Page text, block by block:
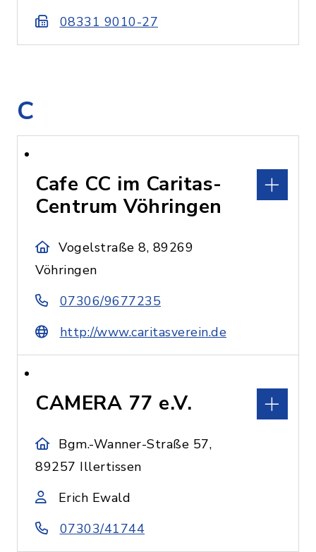
08331 9010-27
C
Cafe CC im Caritas-
Centrum Vöhringen
Vogelstraße 8, 89269
Vöhringen
07306/9677235
http://www.caritasverein.de
CAMERA 77 e.V.
Bgm.-Wanner-Straße 57,
89257 Illertissen
Erich Ewald
07303/41744